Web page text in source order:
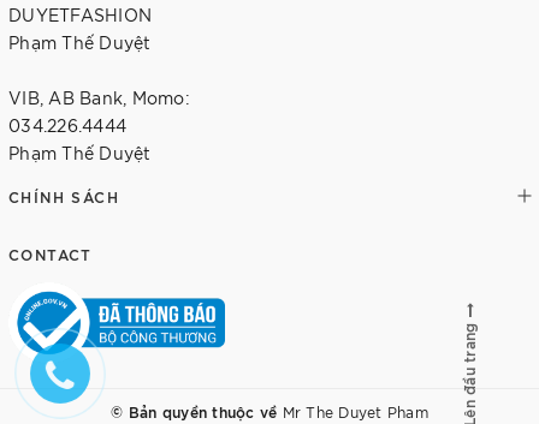
DUYETFASHION
Phạm Thế Duyệt
VIB, AB Bank, Momo:
034.226.4444
Phạm Thế Duyệt
CHÍNH SÁCH
CONTACT
© Bản quyền thuộc về Mr The Duyet Pham Lên đầu trang